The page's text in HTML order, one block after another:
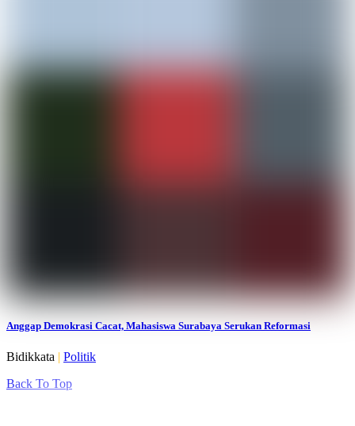
Anggap Demokrasi Cacat, Mahasiswa Surabaya Serukan Reformasi
Bidikkata | Politik
Back To Top